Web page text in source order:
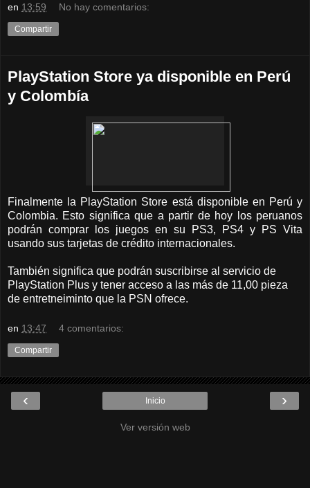
en 13:59 No hay comentarios:
Compartir
PlayStation Store ya disponible en Perú
y Colombía
Finalmente la PlayStation Store está disponible en Perú y
Colombia. Esto significa que a partir de hoy los peruanos
podrán comprar los juegos en su PS3, PS4 y PS Vita
usando sus tarjetas de crédito internacionales.
También significa que podrán suscribirse al servicio de
PlayStation Plus y tener acceso a las más de 11,00 pieza
de entretneiminto que la PSN ofrece.
en 13:47 4 comentarios:
Compartir
‹ ›
Inicio
Ver versión web